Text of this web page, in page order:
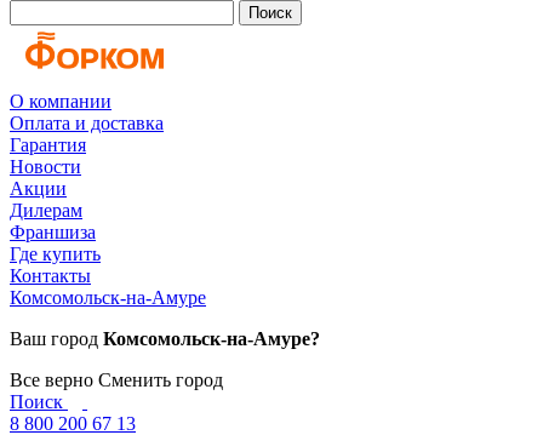
Поиск
О компании
Оплата и доставка
Гарантия
Новости
Акции
Дилерам
Франшиза
Где купить
Контакты
Комсомольск-на-Амуре
Ваш город Комсомольск-на-Амуре?
Все верно Сменить город
Поиск
8 800 200 67 13